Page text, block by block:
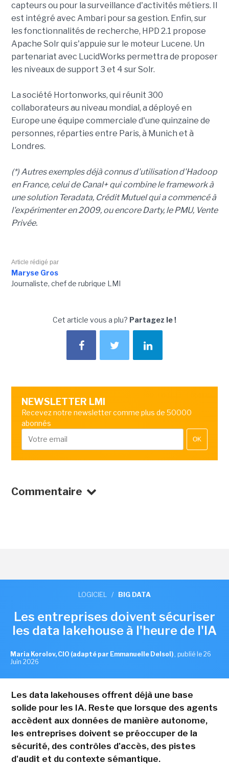
capteurs ou pour la surveillance d'activités métiers. Il
est intégré avec Ambari pour sa gestion. Enfin, sur
les fonctionnalités de recherche, HPD 2.1 propose
Apache Solr qui s'appuie sur le moteur Lucene. Un
partenariat avec LucidWorks permettra de proposer
les niveaux de support 3 et 4 sur Solr.
La société Hortonworks, qui réunit 300
collaborateurs au niveau mondial, a déployé en
Europe une équipe commerciale d'une quinzaine de
personnes, réparties entre Paris, à Munich et à
Londres.
(*) Autres exemples déjà connus d'utilisation d'Hadoop
en France, celui de Canal+ qui combine le framework à
une solution Teradata, Crédit Mutuel qui a commencé à
l'expérimenter en 2009, ou encore Darty, le PMU, Vente
Privée.
Article rédigé par
Maryse Gros
Journaliste, chef de rubrique LMI
Cet article vous a plu? Partagez le !
NEWSLETTER LMI
Recevez notre newsletter comme plus de 50000
abonnés
OK
Commentaire
LOGICIEL / BIG DATA
Les entreprises doivent sécuriser
les data lakehouse à l'heure de l'IA
Maria Korolov, CIO (adapté par Emmanuelle Delsol) , publié le 26
Juin 2026
Les data lakehouses offrent déjà une base
solide pour les IA. Reste que lorsque des agents
accèdent aux données de manière autonome,
les entreprises doivent se préoccuper de la
sécurité, des contrôles d'accès, des pistes
d'audit et du contexte sémantique.